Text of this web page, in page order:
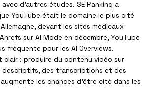
d’autres études. SE Ranking a
YouTube était le domaine le plus cité
devant les sites médicaux
sur AI Mode en décembre, YouTube
fréquente pour les AI Overviews.
clair : produire du contenu vidéo sur
descriptifs, des transcriptions et des
les chances d’être cité dans les